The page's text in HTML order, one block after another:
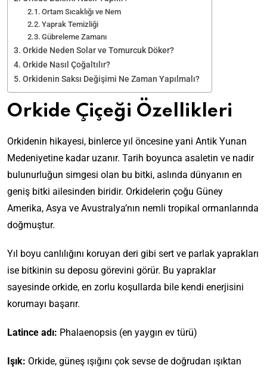
Ortam Sıcaklığı ve Nem
Yaprak Temizliği
Gübreleme Zamanı
Orkide Neden Solar ve Tomurcuk Döker?
Orkide Nasıl Çoğaltılır?
Orkidenin Saksı Değişimi Ne Zaman Yapılmalı?
Orkide Çiçeği Özellikleri
Orkidenin hikayesi, binlerce yıl öncesine yani Antik Yunan
Medeniyetine kadar uzanır. Tarih boyunca asaletin ve nadir
bulunurluğun simgesi olan bu bitki, aslında dünyanın en
geniş bitki ailesinden biridir. Orkidelerin çoğu Güney
Amerika, Asya ve Avustralya’nın nemli tropikal ormanlarında
doğmuştur.
Yıl boyu canlılığını koruyan deri gibi sert ve parlak yaprakları
ise bitkinin su deposu görevini görür. Bu yapraklar
sayesinde orkide, en zorlu koşullarda bile kendi enerjisini
korumayı başarır.
Latince adı: Phalaenopsis (en yaygın ev türü)
Işık: Orkide, güneş ışığını çok sevse de doğrudan ışıktan